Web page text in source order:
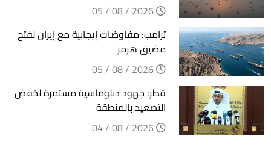
ترامب: مفاوضات إيجابية مع إيران لفتح
مضيق هرمز
قطر: جهود دبلوماسية مستمرة لخفض
التصعيد بالمنطقة